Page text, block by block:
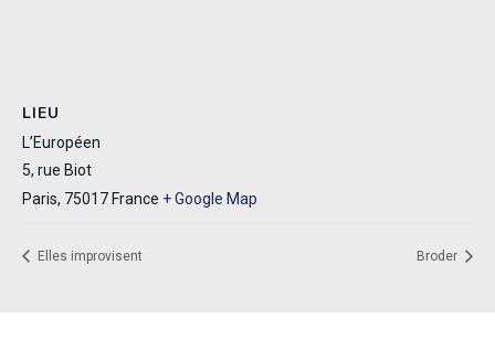
LIEU
L’Européen
5, rue Biot
Paris, 75017 France + Google Map
Elles improvisent Broder